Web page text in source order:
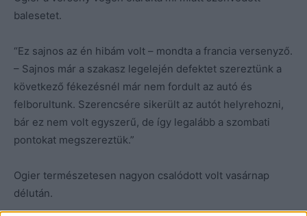
balesetet.
“Ez sajnos az én hibám volt – mondta a francia versenyző.
– Sajnos már a szakasz legelején defektet szereztünk a
következő fékezésnél már nem fordult az autó és
felborultunk. Szerencsére sikerült az autót helyrehozni,
bár ez nem volt egyszerű, de így legalább a szombati
pontokat megszereztük.”
Ogier természetesen nagyon csalódott volt vasárnap
délután.